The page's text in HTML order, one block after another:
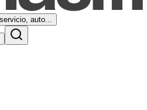
auto...